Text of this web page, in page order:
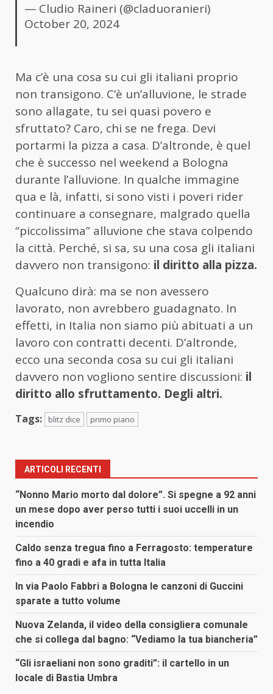
— Cludio Raineri (@claduoranieri)
October 20, 2024
Ma c’è una cosa su cui gli italiani proprio
non transigono. C’è un’alluvione, le strade
sono allagate, tu sei quasi povero e
sfruttato? Caro, chi se ne frega. Devi
portarmi la pizza a casa. D’altronde, è quel
che è successo nel weekend a Bologna
durante l’alluvione. In qualche immagine
qua e là, infatti, si sono visti i poveri rider
continuare a consegnare, malgrado quella
“piccolissima” alluvione che stava colpendo
la città. Perché, si sa, su una cosa gli italiani
davvero non transigono: il diritto alla pizza.
Qualcuno dirà: ma se non avessero
lavorato, non avrebbero guadagnato. In
effetti, in Italia non siamo più abituati a un
lavoro con contratti decenti. D’altronde,
ecco una seconda cosa su cui gli italiani
davvero non vogliono sentire discussioni: il
diritto allo sfruttamento. Degli altri.
Tags: blitz dice primo piano
ARTICOLI RECENTI
“Nonno Mario morto dal dolore”. Si spegne a 92 anni
un mese dopo aver perso tutti i suoi uccelli in un
incendio
Caldo senza tregua fino a Ferragosto: temperature
fino a 40 gradi e afa in tutta Italia
In via Paolo Fabbri a Bologna le canzoni di Guccini
sparate a tutto volume
Nuova Zelanda, il video della consigliera comunale
che si collega dal bagno: “Vediamo la tua biancheria”
“Gli israeliani non sono graditi”: il cartello in un
locale di Bastia Umbra